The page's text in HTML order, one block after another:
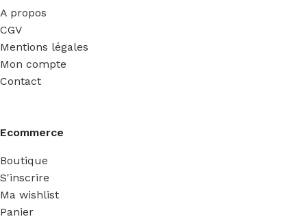
A propos
CGV
Mentions légales
Mon compte
Contact
Ecommerce
Boutique
S'inscrire
Ma wishlist
Panier